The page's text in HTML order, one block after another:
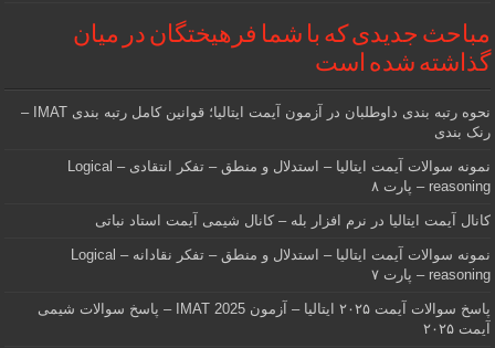
مباحث جدیدی که با شما فرهیختگان در میان
گذاشته شده است
نحوه رتبه بندی داوطلبان در آزمون آیمت ایتالیا؛ قوانین کامل رتبه بندی IMAT –
رنک بندی
نمونه سوالات آیمت ایتالیا – استدلال و منطق – تفکر انتقادی – Logical
reasoning – پارت ۸
کانال آیمت ایتالیا در نرم افزار بله – کانال شیمی آیمت استاد نباتی
نمونه سوالات آیمت ایتالیا – استدلال و منطق – تفکر نقادانه – Logical
reasoning – پارت ۷
پاسخ سوالات آیمت ۲۰۲۵ ایتالیا – آزمون IMAT 2025 – پاسخ سوالات شیمی
آیمت ۲۰۲۵